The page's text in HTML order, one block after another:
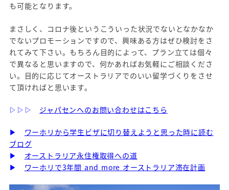
も可能となります。
まさしく、コロナ後というこういった状況でないとなかなか
でないプロモーションですので、興味ある方はぜひ検討をさ
れてみて下さい。もちろん目的によって、プラン立ては個々
で異なると思いますので、何かあればお気軽にご相談くださ
い。目的に応じてオーストラリアでのいい留学づくりをさせ
て頂ければと思います。
▷▷▷ ジャパセンへのお問い合わせはこちら
▶
ワーホリから学生ビザに切り替えようと思った時に読む
ブログ
▶
オーストラリア永住権取得への道
▶
ワーホリで3年間 and more オーストラリア滞在計画